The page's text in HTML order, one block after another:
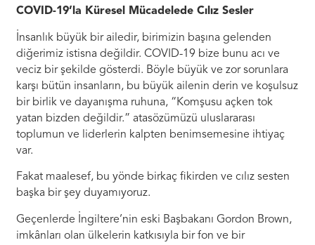
COVID-19’la Küresel Mücadelede Cılız Sesler
İnsanlık büyük bir ailedir, birimizin başına gelenden
diğerimiz istisna değildir. COVID-19 bize bunu acı ve
veciz bir şekilde gösterdi. Böyle büyük ve zor sorunlara
karşı bütün insanların, bu büyük ailenin derin ve koşulsuz
bir birlik ve dayanışma ruhuna, “Komşusu açken tok
yatan bizden değildir.” atasözümüzü uluslararası
toplumun ve liderlerin kalpten benimsemesine ihtiyaç
var.
Fakat maalesef, bu yönde birkaç fikirden ve cılız sesten
başka bir şey duyamıyoruz.
Geçenlerde İngiltere’nin eski Başbakanı Gordon Brown,
imkânları olan ülkelerin katkısıyla bir fon ve bir